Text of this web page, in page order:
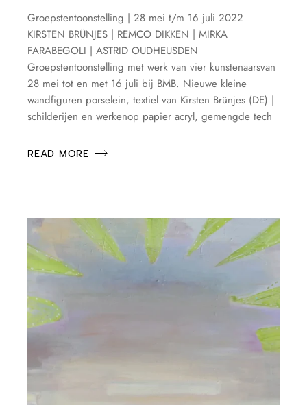
Groepstentoonstelling | 28 mei t/m 16 juli 2022
KIRSTEN BRÜNJES | REMCO DIKKEN | MIRKA
FARABEGOLI | ASTRID OUDHEUSDEN
Groepstentoonstelling met werk van vier kunstenaarsvan
28 mei tot en met 16 juli bij BMB. Nieuwe kleine
wandfiguren porselein, textiel van Kirsten Brünjes (DE) |
schilderijen en werkenop papier acryl, gemengde tech
READ MORE